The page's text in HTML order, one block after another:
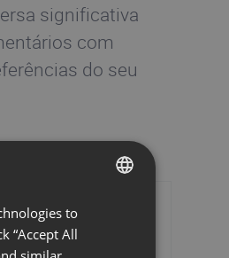
significativa
com
do seu
ENGLISH
FRENCH
to
“Accept All